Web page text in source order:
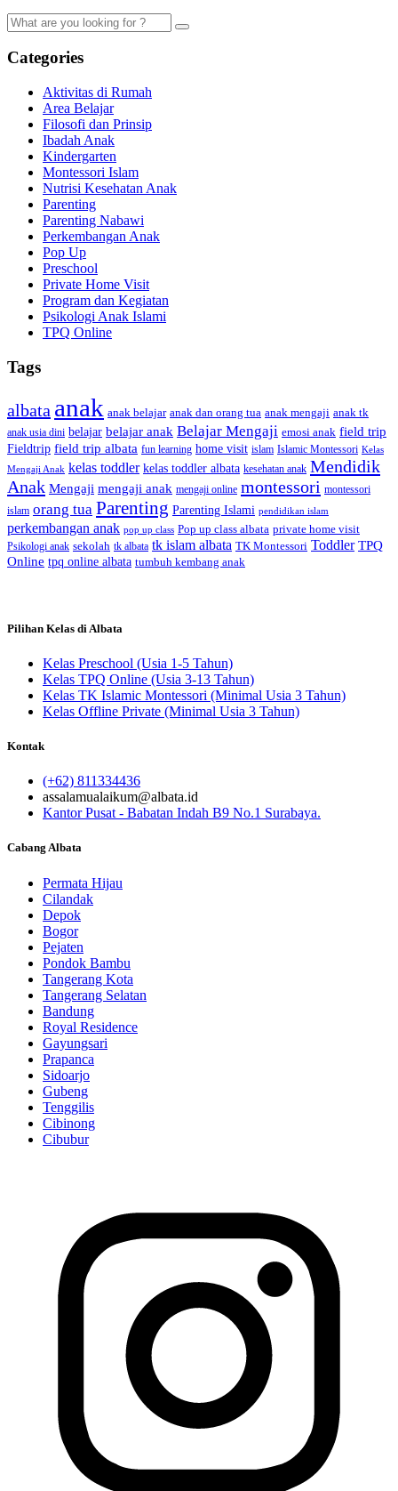
Categories
Aktivitas di Rumah
Area Belajar
Filosofi dan Prinsip
Ibadah Anak
Kindergarten
Montessori Islam
Nutrisi Kesehatan Anak
Parenting
Parenting Nabawi
Perkembangan Anak
Pop Up
Preschool
Private Home Visit
Program dan Kegiatan
Psikologi Anak Islami
TPQ Online
Tags
albata anak anak belajar anak dan orang tua anak mengaji anak tk
anak usia dini belajar belajar anak Belajar Mengaji emosi anak field trip
Fieldtrip field trip albata fun learning home visit islam Islamic Montessori Kelas
Mengaji Anak kelas toddler kelas toddler albata kesehatan anak Mendidik
Anak Mengaji mengaji anak mengaji online montessori montessori
islam orang tua Parenting Parenting Islami pendidikan islam
perkembangan anak pop up class Pop up class albata private home visit
Psikologi anak sekolah tk albata tk islam albata TK Montessori Toddler TPQ
Online tpq online albata tumbuh kembang anak
Pilihan Kelas di Albata
Kelas Preschool (Usia 1-5 Tahun)
Kelas TPQ Online (Usia 3-13 Tahun)
Kelas TK Islamic Montessori (Minimal Usia 3 Tahun)
Kelas Offline Private (Minimal Usia 3 Tahun)
Kontak
(+62) 811334436
assalamualaikum@albata.id
Kantor Pusat - Babatan Indah B9 No.1 Surabaya.
Cabang Albata
Permata Hijau
Cilandak
Depok
Bogor
Pejaten
Pondok Bambu
Tangerang Kota
Tangerang Selatan
Bandung
Royal Residence
Gayungsari
Prapanca
Sidoarjo
Gubeng
Tenggilis
Cibinong
Cibubur